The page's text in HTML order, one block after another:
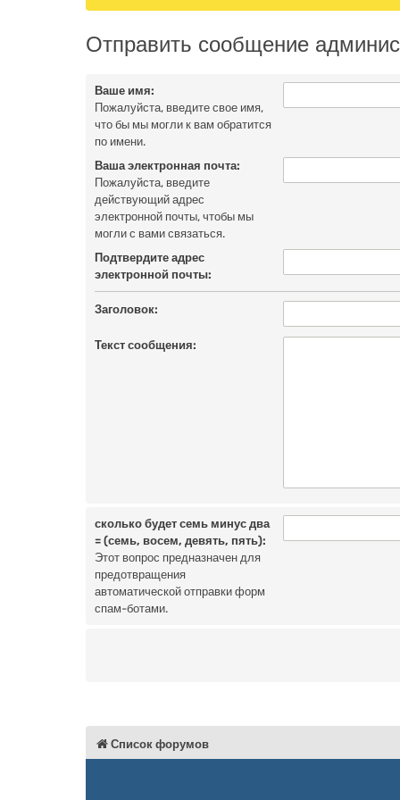
Отправить сообщение
Ваше имя:
Пожалуйста, введите свое имя,
что бы мы могли к вам обратится
по имени.
Ваша электронная почта:
Пожалуйста, введите
действующий адрес
электронной почты, чтобы мы
могли с вами связаться.
Подтвердите адрес
электронной почты:
Заголовок:
Текст сообщения:
сколько будет семь минус два
= (семь, восем, девять, пять):
Этот вопрос предназначен для
предотвращения
автоматической отправки форм
спам-ботами.
Список форумов